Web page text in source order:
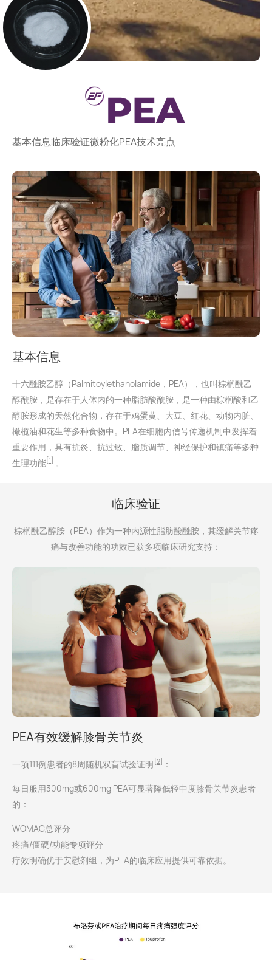
基本信息临床验证微粉化PEA技术亮点
基本信息
十六酰胺乙醇（Palmitoylethanolamide，PEA），也叫棕榈酰乙
醇酰胺，是存在于人体内的一种脂肪酸酰胺，是一种由棕榈酸和乙
醇胺形成的天然化合物，存在于鸡蛋黄、大豆、红花、动物内脏、
橄榄油和花生等多种食物中。PEA在细胞内信号传递机制中发挥着
重要作用，具有抗炎、抗过敏、脂质调节、神经保护和镇痛等多种
生理功能 [1] . 。
临床验证
棕榈酰乙醇胺（PEA）作为一种内源性脂肪酸酰胺，其缓解关节疼
痛与改善功能的功效已获多项临床研究支持：
PEA有效缓解膝骨关节炎
一项111例患者的8周随机双盲试验证明 [2] ：
每日服用300mg或600mg PEA可显著降低轻中度膝骨关节炎患者
的：
WOMAC总评分
疼痛/僵硬/功能专项评分
疗效明确优于安慰剂组，为PEA的临床应用提供可靠依据。